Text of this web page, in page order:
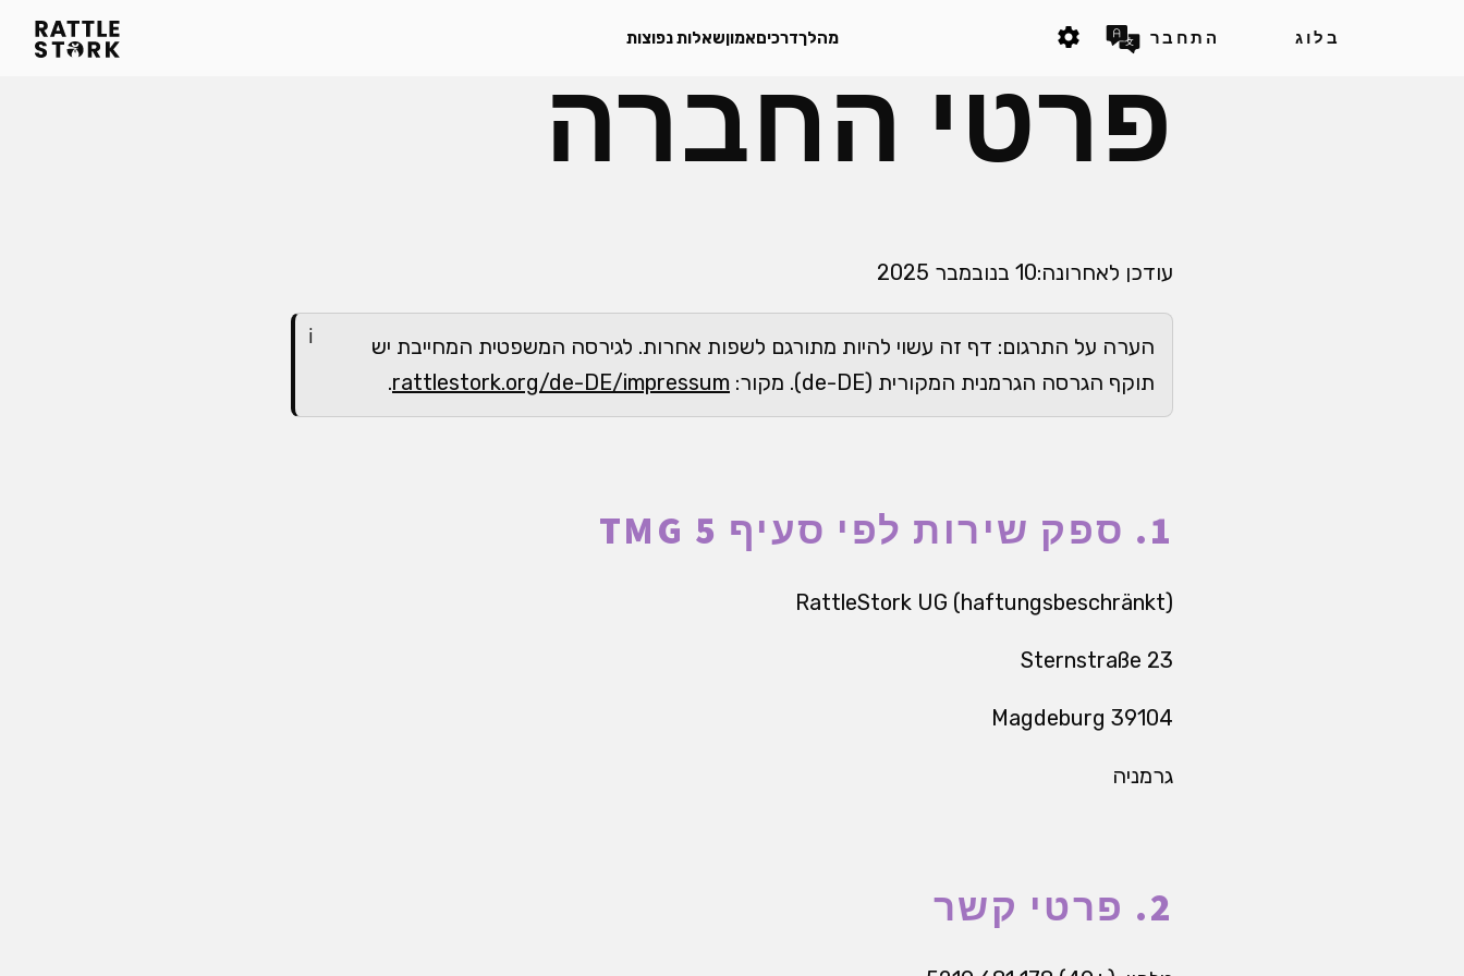
מהלךדרכיםאמוןשאלות נפוצות בלוג התחבר settings
פרטי החברה
עודכן לאחרונה:10 בנובמבר 2025
הערה על התרגום: דף זה עשוי להיות מתורגם לשפות אחרות. לגירסה המשפטית המחייבת יש
תוקף הגרסה הגרמנית המקורית (de-DE). מקור:
rattlestork.org/de-DE/impressum
.
1. ספק שירות לפי סעיף 5 TMG
RattleStork UG (haftungsbeschränkt)
Sternstraße 23
39104 Magdeburg
גרמניה
2. פרטי קשר